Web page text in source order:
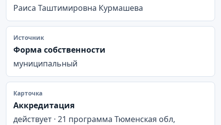
Раиса Таштимировна Курмашева
Источник
Форма собственности
муниципальный
Карточка
Аккредитация
действует · 21 программа Тюменская обл,